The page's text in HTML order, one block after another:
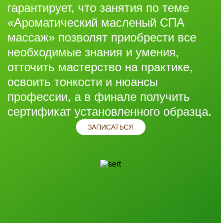
гарантирует, что занятия по теме
«Ароматический масленый СПА
массаж» позволят приобрести все
необходимые знания и умения,
отточить мастерство на практике,
освоить тонкости и нюансы
профессии, а в финале получить
сертификат установленного образца.
ЗАПИСАТЬСЯ